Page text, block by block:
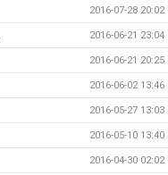
2016-07-28 20:02
2016-06-21 23:04
2016-06-21 20:25
2016-06-02 13:46
2016-05-27 13:03
2016-05-10 13:40
2016-04-30 02:02